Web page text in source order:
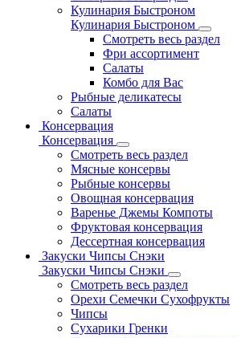
Кулинария Быстроном
Кулинария Быстроном
Смотреть весь раздел
Фри ассортимент
Салаты
Комбо для Вас
Рыбные деликатесы
Салаты
Консервация
Консервация
Смотреть весь раздел
Мясные консервы
Рыбные консервы
Овощная консервация
Варенье Джемы Компоты
Фруктовая консервация
Дессертная консервация
Закуски Чипсы Снэки
Закуски Чипсы Снэки
Смотреть весь раздел
Орехи Семечки Сухофрукты
Чипсы
Сухарики Гренки